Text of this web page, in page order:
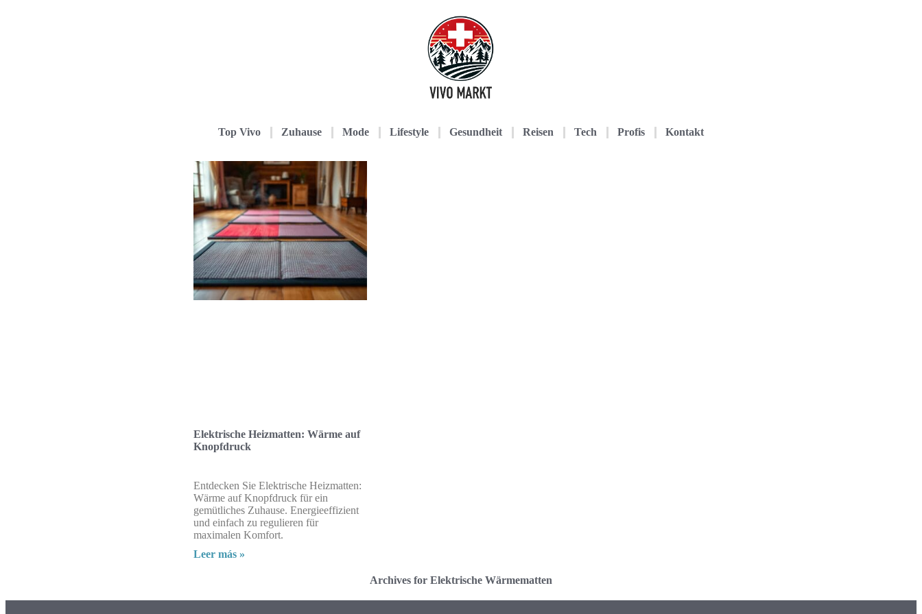
Top Vivo Zuhause Mode Lifestyle Gesundheit Reisen Tech Profis Kontakt
Elektrische Heizmatten: Wärme auf
Knopfdruck
Entdecken Sie Elektrische Heizmatten:
Wärme auf Knopfdruck für ein
gemütliches Zuhause. Energieeffizient
und einfach zu regulieren für
maximalen Komfort.
Leer más »
Archives for Elektrische Wärmematten